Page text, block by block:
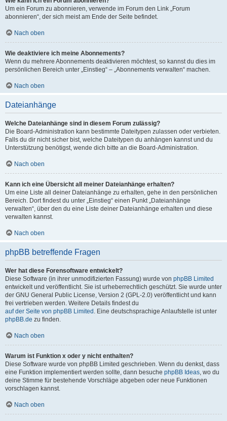
Um ein Forum zu abonnieren, verwende im Forum den Link „Forum
abonnieren“, der sich meist am Ende der Seite befindet.
Nach oben
Wie deaktiviere ich meine Abonnements?
Wenn du mehrere Abonnements deaktivieren möchtest, so kannst du dies im
persönlichen Bereich unter „Einstieg“ – „Abonnements verwalten“ machen.
Nach oben
Dateianhänge
Welche Dateianhänge sind in diesem Forum zulässig?
Die Board-Administration kann bestimmte Dateitypen zulassen oder verbieten.
Falls du dir nicht sicher bist, welche Dateitypen du anhängen kannst und du
Unterstützung benötigst, wende dich bitte an die Board-Administration.
Nach oben
Kann ich eine Übersicht all meiner Dateianhänge erhalten?
Um eine Liste all deiner Dateianhänge zu erhalten, gehe in den persönlichen
Bereich. Dort findest du unter „Einstieg“ einen Punkt „Dateianhänge
verwalten“, über den du eine Liste deiner Dateianhänge erhalten und diese
verwalten kannst.
Nach oben
phpBB betreffende Fragen
Wer hat diese Forensoftware entwickelt?
Diese Software (in ihrer unmodifizierten Fassung) wurde von phpBB Limited
entwickelt und veröffentlicht. Sie ist urheberrechtlich geschützt. Sie wurde unter
der GNU General Public License, Version 2 (GPL-2.0) veröffentlicht und kann
frei vertrieben werden. Weitere Details findest du
auf der Seite von phpBB Limited . Eine deutschsprachige Anlaufstelle ist unter
phpBB.de zu finden.
Nach oben
Warum ist Funktion x oder y nicht enthalten?
Diese Software wurde von phpBB Limited geschrieben. Wenn du denkst, dass
eine Funktion implementiert werden sollte, dann besuche phpBB Ideas, wo du
deine Stimme für bestehende Vorschläge abgeben oder neue Funktionen
vorschlagen kannst.
Nach oben